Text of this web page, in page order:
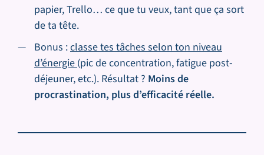
papier, Trello… ce que tu veux, tant que ça sort
de ta tête.
Bonus :classe tes tâches selon ton niveau
d’énergie(pic de concentration, fatigue post-
déjeuner, etc.). Résultat ? Moins de
procrastination, plus d’efficacité réelle.